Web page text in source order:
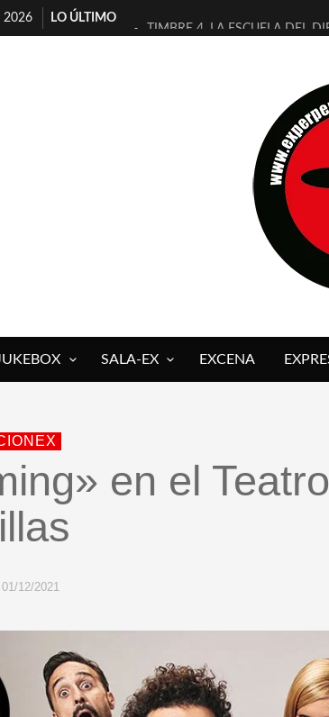
2026
LO ÚLTIMO
TIMBRE 4, LA ESCUELA DEL
MILITARES JUDÍAS EN #EXVITA
D’BALDOMEROS
MARSHALL FLASH PRESENTA
JOFRE BARDAGÍ EN EXVITA
YORCH PRESENTA [CURSO
MAGALÍ SARE NOS EXPLICA
«NO TENGO PUTOS SUEÑOS»
SALA-EX EXCENA
en el Teatro
01/12/2021